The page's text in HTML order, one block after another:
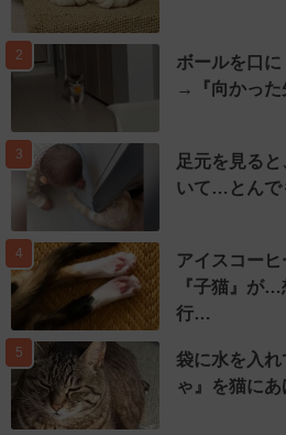
2
ボールを口
→『向かっ
3
足元を見る
いて…とんで
4
アイスコーヒ
『子猫』が
行…
5
袋に水を入
ゃ』を猫に